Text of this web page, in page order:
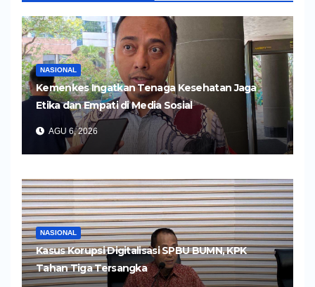
NASIONAL
Kemenkes Ingatkan Tenaga Kesehatan Jaga
Etika dan Empati di Media Sosial
AGU 6, 2026
NASIONAL
Kasus Korupsi Digitalisasi SPBU BUMN, KPK
Tahan Tiga Tersangka